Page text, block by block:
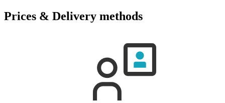
Prices & Delivery methods